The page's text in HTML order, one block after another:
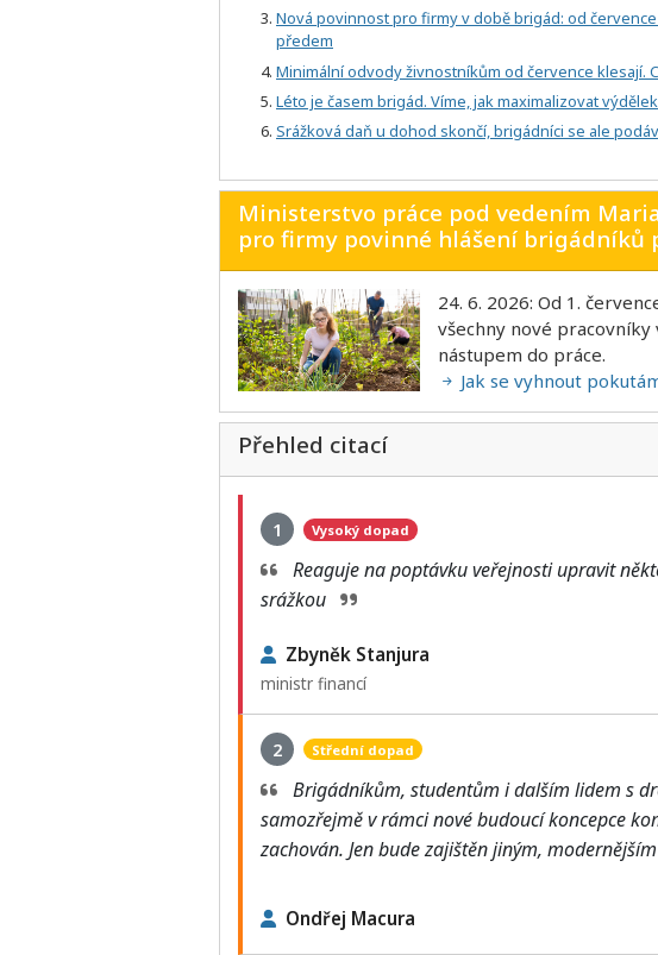
Nová povinnost pro firmy v době brigád: od
předem
Minimální odvody živnostníkům od července klesají.
Léto je časem brigád. Víme, jak maximalizovat
Srážková daň u dohod skončí, brigádníci se ale
Ministerstvo práce pod vedením
pro firmy povinné hlášení brigádníků
24. 6. 2026: Od 1.
všechny nové
nástupem do práce.
Jak se vyhnout
Přehled citací
1 Vysoký dopad
Reaguje na poptávku veřejnosti upravit
srážkou
Zbyněk Stanjura
ministr financí
2 Střední dopad
Brigádníkům, studentům i dalším lidem s
samozřejmě v rámci nové budoucí koncepce
zachován. Jen bude zajištěn jiným,
Ondřej Macura